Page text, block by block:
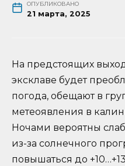
ОПУБЛИКОВАНО
21 марта, 2025
На предстоящих
эксклаве будет
погода, обещают в
метеоявления в
Ночами вероятны
из-за солнечного
повышаться до